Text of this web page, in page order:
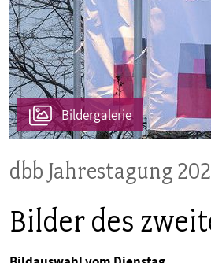
MITGLIEDSCHAFT & SERVICE
Bildergalerie
dbb Jahrestagung
Bilder des